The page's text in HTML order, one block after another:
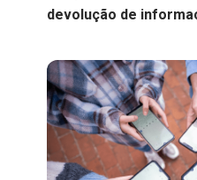
devolução de